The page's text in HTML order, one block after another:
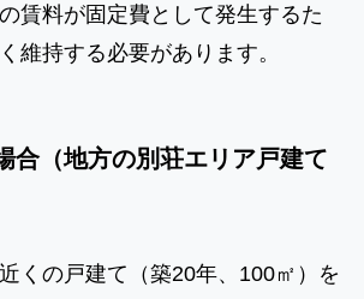
賃料が固定費として発生するた
維持する必要があります。
合（地方の別荘エリア戸建て
くの戸建て（築20年、100㎡）を